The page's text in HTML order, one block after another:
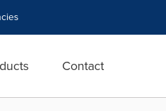
Contact